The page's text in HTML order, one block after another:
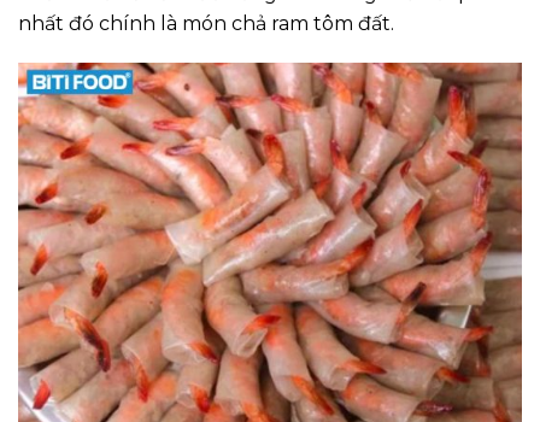
nhất đó chính là món chả ram tôm đất.